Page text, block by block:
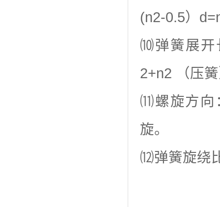
(n2-0.5）
⑽弹簧展开
2+n2 （压
⑾螺旋方向
旋。
⑿弹簧旋绕